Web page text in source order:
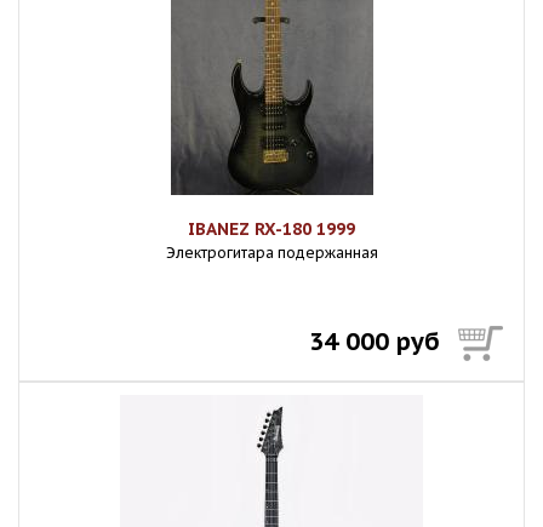
IBANEZ RX-180 1999
Электрогитара подержанная
34 000 руб